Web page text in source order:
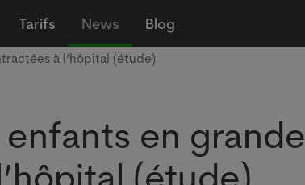
Tarifs News Blog
à l’hôpital (étude)
en grande